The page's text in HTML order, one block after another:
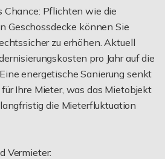
Chance: Pflichten wie die
Geschossdecke können Sie
zu erhöhen. Aktuell
pro Jahr auf die
energetische Sanierung senkt
Ihre Mieter, was das Mietobjekt
die Mieterfluktuation
Vermieter: